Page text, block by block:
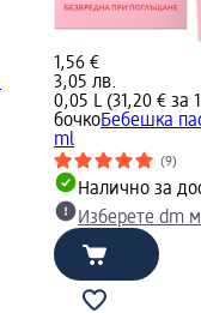
1,56 €
3,05 лв.
0,05 L (31,20 € за
бочкоБебешка
ml
(9)
Налично за
Изберете dm